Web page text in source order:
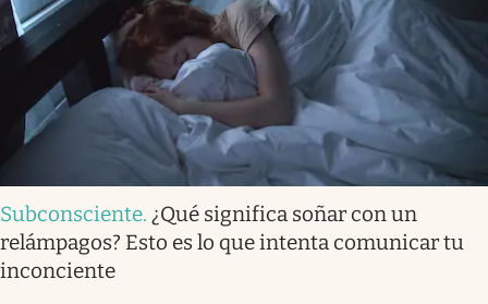
Subconsciente. ¿Qué significa soñar con un
relámpagos? Esto es lo que intenta comunicar tu
inconciente